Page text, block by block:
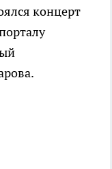
концерт